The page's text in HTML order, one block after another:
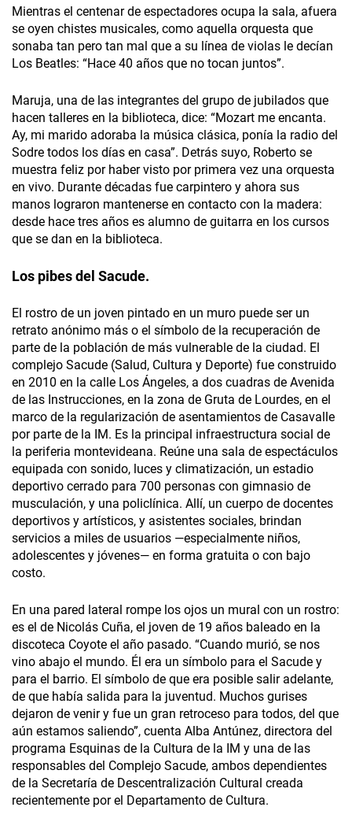
Mientras el centenar de espectadores ocupa la sala, afuera
se oyen chistes musicales, como aquella orquesta que
sonaba tan pero tan mal que a su línea de violas le decían
Los Beatles: “Hace 40 años que no tocan juntos”.
Maruja, una de las integrantes del grupo de jubilados que
hacen talleres en la biblioteca, dice: “Mozart me encanta.
Ay, mi marido adoraba la música clásica, ponía la radio del
Sodre todos los días en casa”. Detrás suyo, Roberto se
muestra feliz por haber visto por primera vez una orquesta
en vivo. Durante décadas fue carpintero y ahora sus
manos lograron mantenerse en contacto con la madera:
desde hace tres años es alumno de guitarra en los cursos
que se dan en la biblioteca.
Los pibes del Sacude.
El rostro de un joven pintado en un muro puede ser un
retrato anónimo más o el símbolo de la recuperación de
parte de la población de más vulnerable de la ciudad. El
complejo Sacude (Salud, Cultura y Deporte) fue construido
en 2010 en la calle Los Ángeles, a dos cuadras de Avenida
de las Instrucciones, en la zona de Gruta de Lourdes, en el
marco de la regularización de asentamientos de Casavalle
por parte de la IM. Es la principal infraestructura social de
la periferia montevideana. Reúne una sala de espectáculos
equipada con sonido, luces y climatización, un estadio
deportivo cerrado para 700 personas con gimnasio de
musculación, y una policlínica. Allí, un cuerpo de docentes
deportivos y artísticos, y asistentes sociales, brindan
servicios a miles de usuarios —especialmente niños,
adolescentes y jóvenes— en forma gratuita o con bajo
costo.
En una pared lateral rompe los ojos un mural con un rostro:
es el de Nicolás Cuña, el joven de 19 años baleado en la
discoteca Coyote el año pasado. “Cuando murió, se nos
vino abajo el mundo. Él era un símbolo para el Sacude y
para el barrio. El símbolo de que era posible salir adelante,
de que había salida para la juventud. Muchos gurises
dejaron de venir y fue un gran retroceso para todos, del que
aún estamos saliendo”, cuenta Alba Antúnez, directora del
programa Esquinas de la Cultura de la IM y una de las
responsables del Complejo Sacude, ambos dependientes
de la Secretaría de Descentralización Cultural creada
recientemente por el Departamento de Cultura.